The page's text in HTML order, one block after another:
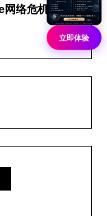
络危机公关
立即体验